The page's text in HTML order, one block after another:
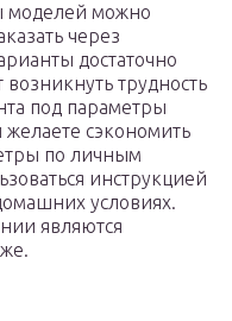
моделей можно
через
достаточно
трудность
под параметры
желаете сэкономить
по личным
инструкцией
условиях.
являются